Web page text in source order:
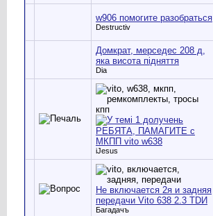
w906 помогите разобраться
Destructiv
Домкрат, мерседес 208 д,
яка висота підняття
Dia
РЕБЯТА, ПАМАГИТЕ с
МКПП vito w638
iJesus
Не включается 2я и задняя
передачи Vito 638 2.3 TDИ
Багадачъ